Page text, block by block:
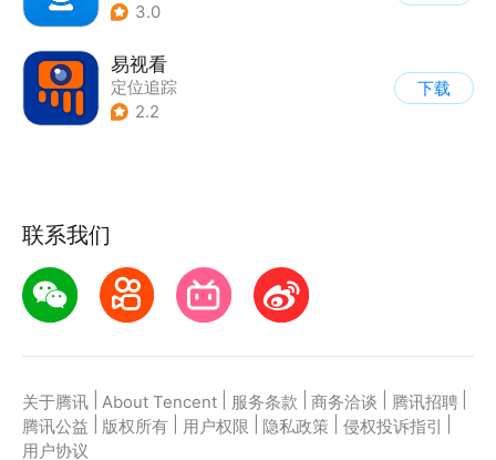
3.0
易视看
定位追踪
2.2
下载
联系我们
关于腾讯 About Tencent 服务条款 商务洽谈 腾讯招聘
腾讯公益
版权所有 用户权限 隐私政策 侵权投诉指引
用户协议